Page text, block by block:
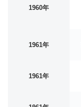
1960年
1961年
1961年